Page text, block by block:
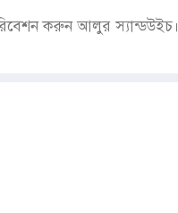
করুন আলুর স্যান্ডউইচ।